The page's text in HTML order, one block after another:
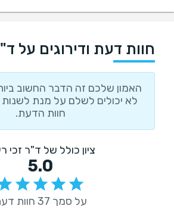
חוות דעת ודירוגים על
האמון שלכם זה הדבר החשוב
לא יכולים לשלם על מנת
חוות הדעת.
ציון כולל של ד"ר זכי
5.0
על סמך 37 חוות דעת